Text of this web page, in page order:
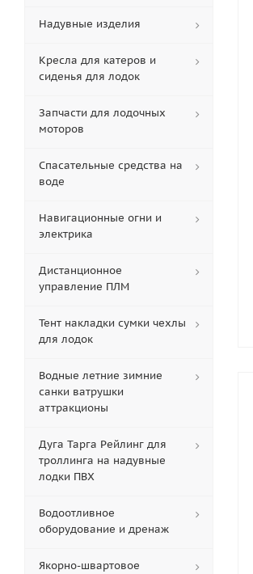
Надувные изделия
Кресла для катеров и
сиденья для лодок
Запчасти для лодочных
моторов
Спасательные средства на
воде
Навигационные огни и
электрика
Дистанционное
управление ПЛМ
Тент накладки сумки чехлы
для лодок
Водные летние зимние
санки ватрушки
аттракционы
Дуга Тарга Рейлинг для
троллинга на надувные
лодки ПВХ
Водоотливное
оборудование и дренаж
Якорно-швартовое